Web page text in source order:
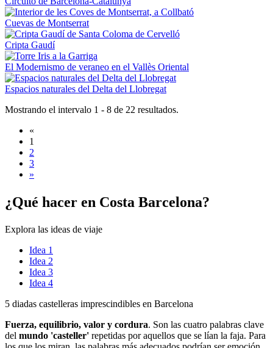
Cuevas de Montserrat
Cripta Gaudí
El Modernismo de veraneo en el Vallès Oriental
Espacios naturales del Delta del Llobregat
Mostrando el intervalo 1 - 8 de 22 resultados.
«
1
2
3
»
¿Qué hacer en Costa Barcelona?
Explora las ideas de viaje
Idea 1
Idea 2
Idea 3
Idea 4
5 diadas castelleras imprescindibles en Barcelona
Fuerza, equilibrio, valor y cordura. Son las cuatro palabras clave
del mundo 'casteller' repetidas por aquellos que se lían la faja. Para